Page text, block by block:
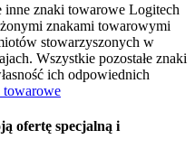
znaki towarowe Logitech
znakami towarowymi
stowarzyszonych w
Wszystkie pozostałe znaki
ich odpowiednich
towarowe
ofertę specjalną i